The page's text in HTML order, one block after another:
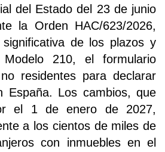
del Estado del 23 de junio
la Orden HAC/623/2026,
significativa de los plazos y
210, el formulario
residentes para declarar
España. Los cambios, que
el 1 de enero de 2027,
a los cientos de miles de
con inmuebles en el